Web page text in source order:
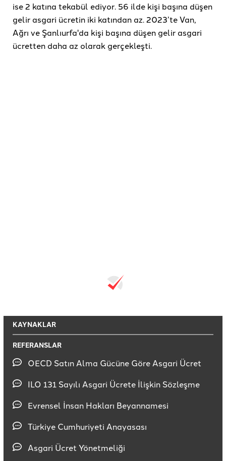
ise 2 katına tekabül ediyor. 56 ilde kişi başına düşen
gelir asgari ücretin iki katından az. 2023’te Van,
Ağrı ve Şanlıurfa'da kişi başına düşen gelir asgari
ücretten daha az olarak gerçekleşti.
KAYNAKLAR
REFERANSLAR
OECD Satın Alma Gücüne Göre Asgari Ücret
ILO 131 Sayılı Asgari Ücrete İlişkin Sözleşme
Evrensel İnsan Hakları Beyannamesi
Türkiye Cumhuriyeti Anayasası
Asgari Ücret Yönetmeliği